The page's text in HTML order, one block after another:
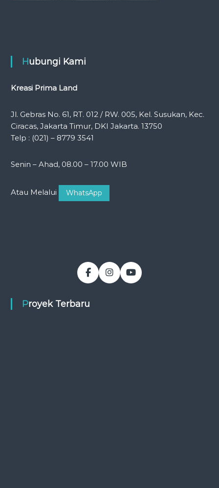
Hubungi Kami
Kreasi Prima Land
Jl. Gebras No. 61, RT. 012 / RW. 005, Kel. Susukan, Kec.
Ciracas, Jakarta Timur, DKI Jakarta. 13750
Telp : (021) – 8779 3541
Senin – Ahad, 08.00 – 17.00 WIB
Atau Melalui WhatsApp
Proyek Terbaru